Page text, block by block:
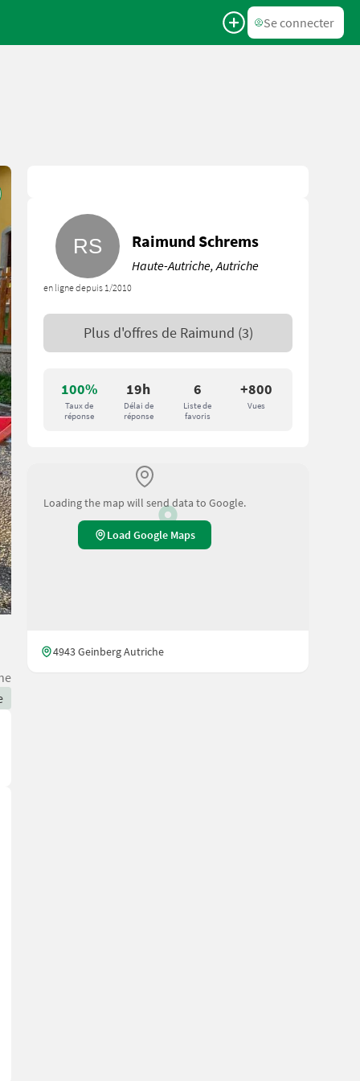
Se connecter
100%
Taux de
réponse
19h
Délai de
réponse
6
Liste de
favoris
+800
Vues
en ligne depuis 1/2010
Raimund Schrems
Haute-Autriche, Autriche
Plus d'offres de Raimund (3)
Loading the map will send data to Google.
Load Google Maps
4943 Geinberg Autriche